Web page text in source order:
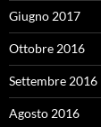
Giugno 2017
Ottobre 2016
Settembre 2016
Agosto 2016